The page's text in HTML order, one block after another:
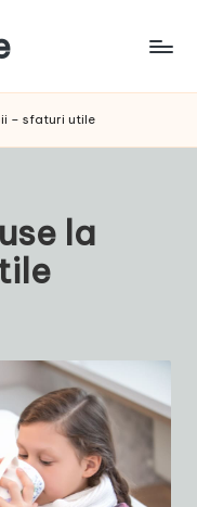
– sfaturi utile
la